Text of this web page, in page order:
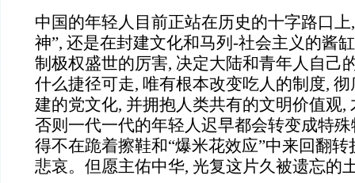
中国的年轻人目前正站在历史的十字路口
神”, 还是在封建文化和马列-社会主义的酱
制极权盛世的厉害, 决定大陆和青年人自己
什么捷径可走, 唯有根本改变吃人的制度,
建的党文化, 并拥抱人类共有的文明价值观,
否则一代一代的年轻人迟早都会转变成特
得不在跪着擦鞋和“爆米花效应”中来回翻
悲哀。但愿主佑中华, 光复这片久被遗忘的